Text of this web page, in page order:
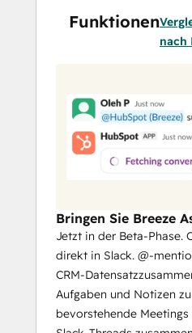
bevorstehende
Suchen,
HubSpot-
Deals und
Slash-Befehlen
HubSpot-
und geben Sie
und Marketing-
Teamkanäle
Synchronisieren
um die Lösung
Funktionen
nach
Bringen Sie Breeze
Jetzt in der Beta-Phase.
direkt in Slack. @-
CRM-
Aufgaben und Notizen
bevorstehende